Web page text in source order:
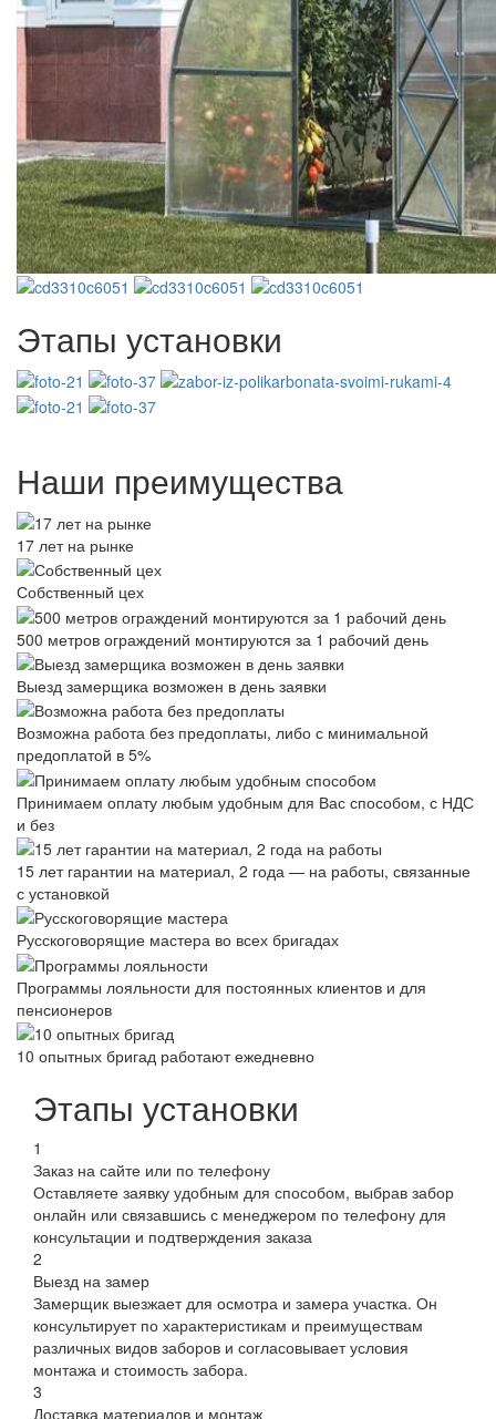
Этапы установки
Наши преимущества
17 лет на рынке
Собственный цех
500 метров ограждений монтируются за 1 рабочий день
Выезд замерщика возможен в день заявки
Возможна работа без предоплаты, либо с минимальной
предоплатой в 5%
Принимаем оплату любым удобным для Вас способом, с НДС
и без
15 лет гарантии на материал, 2 года — на работы, связанные
с установкой
Русскоговорящие мастера во всех бригадах
Программы лояльности для постоянных клиентов и для
пенсионеров
10 опытных бригад работают ежедневно
Этапы установки
1
Заказ на сайте или по телефону
Оставляете заявку удобным для способом, выбрав забор
онлайн или связавшись с менеджером по телефону для
консультации и подтверждения заказа
2
Выезд на замер
Замерщик выезжает для осмотра и замера участка. Он
консультирует по характеристикам и преимуществам
различных видов заборов и согласовывает условия
монтажа и стоимость забора.
3
Доставка материалов и монтаж